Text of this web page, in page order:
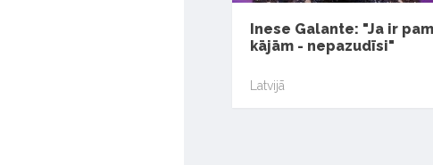
Inese Galante: "Ja ir
kājām - nepazudīsi"
Latvijā